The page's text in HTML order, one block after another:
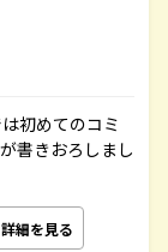
初めてのコミ
書きおろしまし
詳細を見る